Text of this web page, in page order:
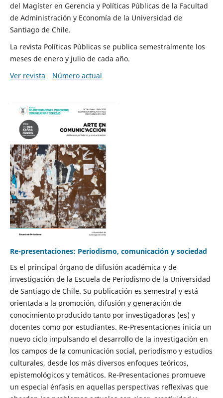
del Magíster en Gerencia y Políticas Públicas de la Facultad
de Administración y Economía de la Universidad de
Santiago de Chile.
La revista Políticas Públicas se publica semestralmente los
meses de enero y julio de cada año.
Ver revista
Número actual
Re-presentaciones: Periodismo, comunicación y sociedad
Es el principal órgano de difusión académica y de
investigación de la Escuela de Periodismo de la Universidad
de Santiago de Chile. Su publicación es semestral y está
orientada a la promoción, difusión y generación de
conocimiento producido tanto por investigadoras (es) y
docentes como por estudiantes. Re-Presentaciones inicia un
nuevo ciclo impulsando el desarrollo de la investigación en
los campos de la comunicación social, periodismo y estudios
culturales, desde los más diversos enfoques teóricos,
epistemológicos y temáticos. Re-Presentaciones promueve
un especial énfasis en aquellas perspectivas reflexivas que